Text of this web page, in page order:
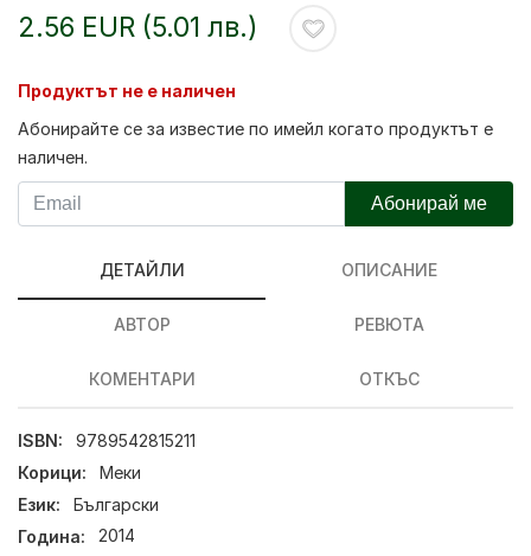
2.56 EUR (5.01 лв.)
Продуктът не е наличен
Абонирайте се за известие по имейл когато продуктът е
наличен.
Абонирай ме
ДЕТАЙЛИ ОПИСАНИЕ
АВТОР РЕВЮТА
КОМЕНТАРИ ОТКЪС
ISBN:
9789542815211
Корици:
Меки
Език:
Български
Година:
2014